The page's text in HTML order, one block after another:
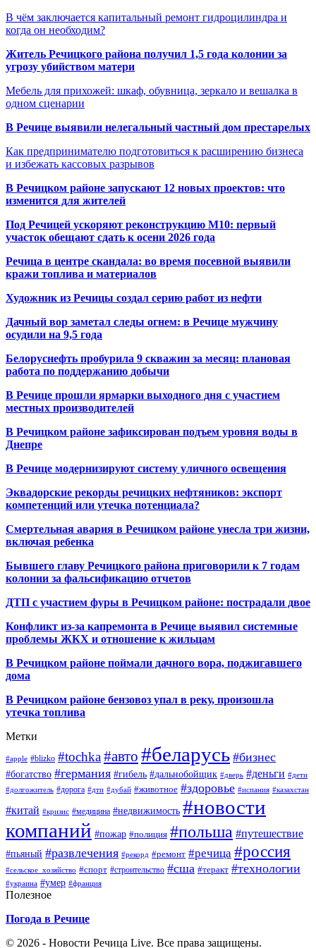
В чём заключается капитальный ремонт гидроцилиндра и
когда он необходим?
Житель Речицкого района получил 1,5 года колонии за
угрозу убийством матери
Мебель для прихожей: шкаф, обувница, зеркало и вешалка в
одном сценарии
В Речице выявили нелегальный частный дом престарелых
Как предпринимателю подготовиться к расширению бизнеса
и избежать кассовых разрывов
В Речицком районе запускают 12 новых проектов: что
изменится для жителей
Под Речицей ускоряют реконструкцию М10: первый
участок обещают сдать к осени 2026 года
Речица в центре скандала: во время посевной выявили
кражи топлива и материалов
Художник из Речицы создал серию работ из нефти
Дачный вор заметал следы огнем: в Речице мужчину
осудили на 9,5 года
Белоруснефть пробурила 9 скважин за месяц: плановая
работа по поддержанию добычи
В Речице прошли ярмарки выходного дня с участием
местных производителей
В Речицком районе зафиксирован подъем уровня воды в
Днепре
В Речице модернизируют систему уличного освещения
Эквадорские рекорды речицких нефтяников: экспорт
компетенций или утечка потенциала?
Смертельная авария в Речицком районе унесла три жизни,
включая ребенка
Бывшего главу Речицкого района приговорили к 7 годам
колонии за фальсификацию отчетов
ДТП с участием фуры в Речицком районе: пострадали двое
Конфликт из-за капремонта в Речице выявил системные
проблемы ЖКХ и отношение к жильцам
В Речицком районе поймали дачного вора, поджигавшего
дома
В Речицком районе бензовоз упал в реку, произошла
утечка топлива
Метки
#apple #blizko #tochka#авто #беларусь #бизнес
#богатство #германия #гибель #дальнобойщик #дверь #деньги #дети
#долгожитель #дорога #дтп #дубай #животное #здоровье #испания #казахстан
#китай #кризис #медицина #недвижимость #новости
компаний #пожар #полиция #польша #путешествие
#пьяный #развлечения #рекорд #ремонт #речица #россия
#сельское_хозяйство #спорт #строительство #сша #теракт #технологии
#украина #умер #франция
Полезное
Погода в Речице
© 2026 - Новости Речица Live. Все права защищены.